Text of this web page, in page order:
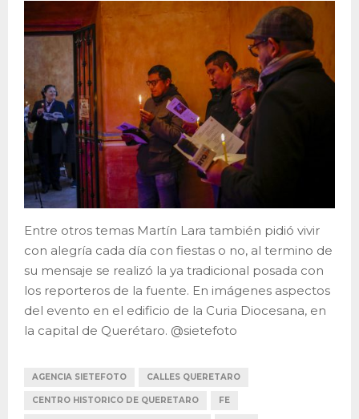
Entre otros temas Martín Lara también pidió vivir
con alegría cada día con fiestas o no, al termino de
su mensaje se realizó la ya tradicional posada con
los reporteros de la fuente. En imágenes aspectos
del evento en el edificio de la Curia Diocesana, en
la capital de Querétaro. @sietefoto
AGENCIA SIETEFOTO CALLES QUERETARO
CENTRO HISTORICO DE QUERETARO FE